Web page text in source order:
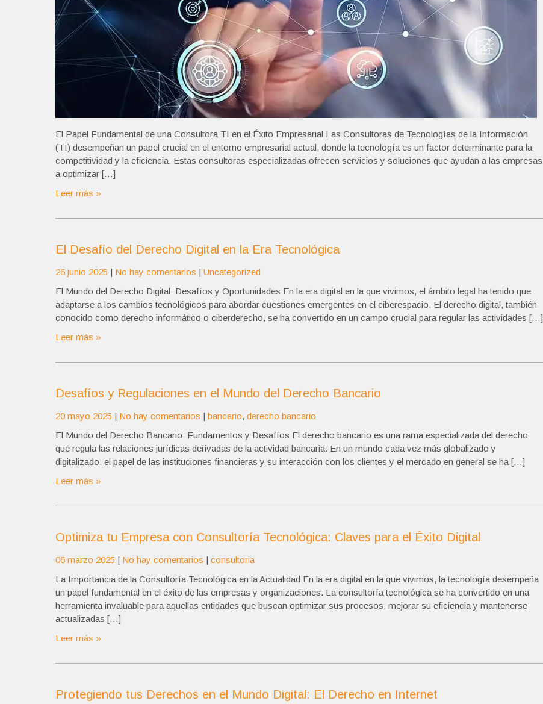
El Papel Fundamental de una Consultora TI en el Éxito Empresarial Las Consultoras de Tecnologías de la Información
(TI) desempeñan un papel crucial en el entorno empresarial actual, donde la tecnología es un factor determinante para la
competitividad y la eficiencia. Estas consultoras especializadas ofrecen servicios y soluciones que ayudan a las empresas
a optimizar […]
Leer más »
El Desafío del Derecho Digital en la Era Tecnológica
26 junio 2025 | No hay comentarios | Uncategorized
El Mundo del Derecho Digital: Desafíos y Oportunidades En la era digital en la que vivimos, el ámbito legal ha tenido que
adaptarse a los cambios tecnológicos para abordar cuestiones emergentes en el ciberespacio. El derecho digital, también
conocido como derecho informático o ciberderecho, se ha convertido en un campo crucial para regular las actividades […]
Leer más »
Desafíos y Regulaciones en el Mundo del Derecho Bancario
20 mayo 2025 | No hay comentarios | bancario, derecho bancario
El Mundo del Derecho Bancario: Fundamentos y Desafíos El derecho bancario es una rama especializada del derecho
que regula las relaciones jurídicas derivadas de la actividad bancaria. En un mundo cada vez más globalizado y
digitalizado, el papel de las instituciones financieras y su interacción con los clientes y el mercado en general se ha […]
Leer más »
Optimiza tu Empresa con Consultoría Tecnológica: Claves para el Éxito Digital
06 marzo 2025 | No hay comentarios | consultoria
La Importancia de la Consultoría Tecnológica en la Actualidad En la era digital en la que vivimos, la tecnología desempeña
un papel fundamental en el éxito de las empresas y organizaciones. La consultoría tecnológica se ha convertido en una
herramienta invaluable para aquellas entidades que buscan optimizar sus procesos, mejorar su eficiencia y mantenerse
actualizadas […]
Leer más »
Protegiendo tus Derechos en el Mundo Digital: El Derecho en Internet